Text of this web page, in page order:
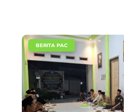
BERITA PAC